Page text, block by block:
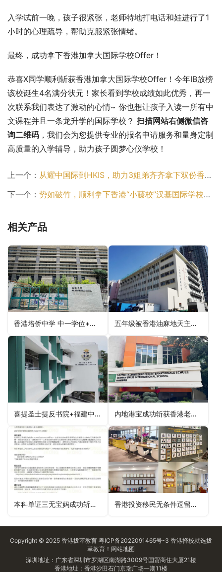
入学试前一晚，孩子很紧张，老师特地打电话和娃进行了1
小时的心理疏导，帮助克服紧张情绪。
最终，成功拿下香港加拿大国际学校Offer！
恭喜X同学顺利斩获香港加拿大国际学校Offer！今年IB放榜
该校诞生4名满分状元！家长看到学校成绩如此优秀，再一
次联系我们表达了激动的心情~ 你也想让孩子入读一所有中
文课程并且一条龙升学的国际学校？ 扫描网站右侧微信咨
询二维码 ，我们会为您提供专业的报名申请服务和量身定制
高质量的入学辅导，助力孩子圆梦心仪学校！
上一个： 从耀中国际到HKIS，助力3姐弟齐齐拿下双份香港国际名校Offer！
下一个： 势如破竹，顺利拿下香港“小藤校”汉基国际学校Offer！
相关产品
香港培侨中学 中一学位+宿位一并拿下 五年级被香港油麻地天主小学录取
喜提圣士提反书院+福建中学Offer！有笔面试真题加持！ 内地港宝成功斩获香港老牌神校德瑞国际Offer！
本科单证三无宝妈成功斩获香港都会大学工商管理硕士offer！ 香港投资移民无条件逗留转永居被拒，规划一年后零补件15天成功获批！
Copyright © 2025 香港拔萃教育 粤ICP备2022091465号-3 香港择校就选拔
萃教育！ 网站地图
深圳地址：广东省深圳市罗湖区南湖路3009号国贸商住大厦21楼
香港地址：香港沙田石门京瑞广场一期11楼